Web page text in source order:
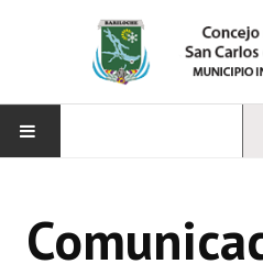
CONCEJO